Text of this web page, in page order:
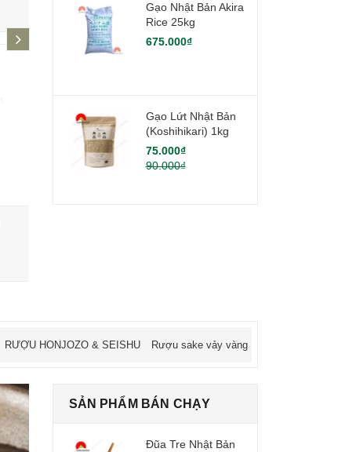
348.000₫
Gạo Nhật Bản Akira
Rice 25kg
675.000₫
Gạo Lứt Nhật Bản
(Koshihikari) 1kg
75.000₫
90.000₫
RƯỢU HONJOZO & SEISHU Rượu sake vảy vàng
SẢN PHẨM BÁN CHẠY
Đũa Tre Nhật Bản